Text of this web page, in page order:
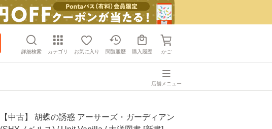
詳細検索 カテゴリ お気に入り 閲覧履歴 購入履歴 かご
店舗メニュー
【中古】 胡蝶の誘惑 アーサーズ・ガーディアン